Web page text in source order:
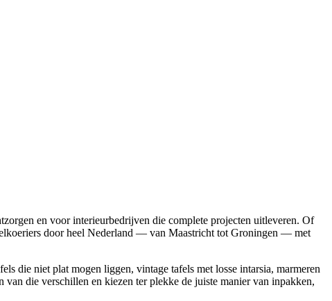
en voor interieurbedrijven die complete projecten uitleveren. Of
door heel Nederland — van Maastricht tot Groningen — met
die niet plat mogen liggen, vintage tafels met losse intarsia, marmeren
die verschillen en kiezen ter plekke de juiste manier van inpakken,